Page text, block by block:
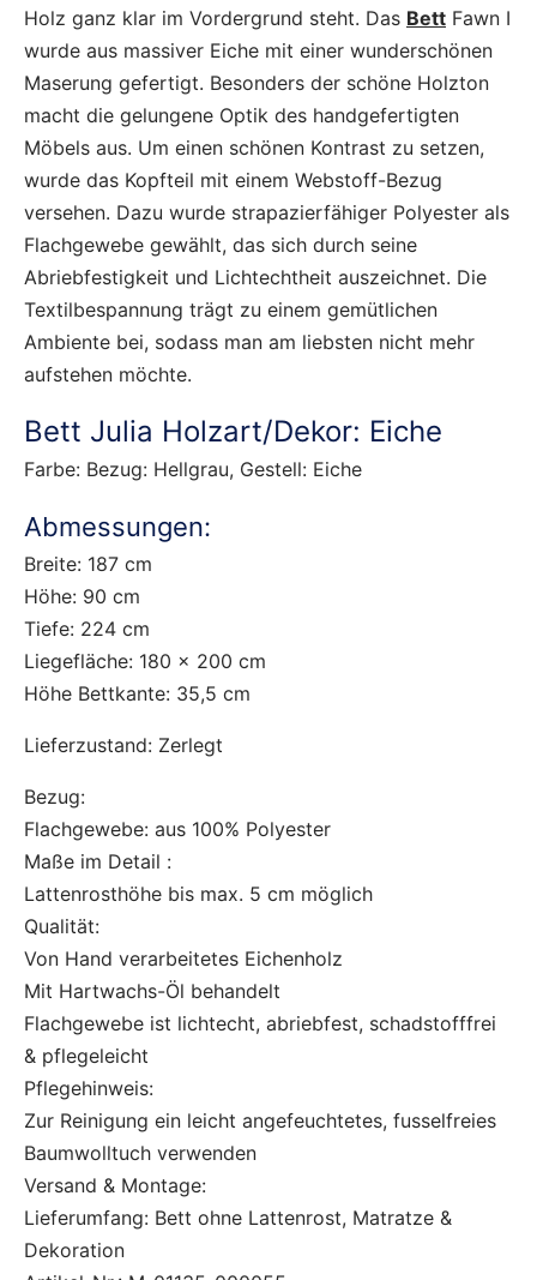
Holz ganz klar im Vordergrund steht. Das Bett Fawn I
wurde aus massiver Eiche mit einer wunderschönen
Maserung gefertigt. Besonders der schöne Holzton
macht die gelungene Optik des handgefertigten
Möbels aus. Um einen schönen Kontrast zu setzen,
wurde das Kopfteil mit einem Webstoff-Bezug
versehen. Dazu wurde strapazierfähiger Polyester als
Flachgewebe gewählt, das sich durch seine
Abriebfestigkeit und Lichtechtheit auszeichnet. Die
Textilbespannung trägt zu einem gemütlichen
Ambiente bei, sodass man am liebsten nicht mehr
aufstehen möchte.
Bett Julia Holzart/Dekor: Eiche
Farbe: Bezug: Hellgrau, Gestell: Eiche
Abmessungen:
Breite: 187 cm
Höhe: 90 cm
Tiefe: 224 cm
Liegefläche: 180 x 200 cm
Höhe Bettkante: 35,5 cm
Lieferzustand: Zerlegt
Bezug:
Flachgewebe: aus 100% Polyester
Maße im Detail :
Lattenrosthöhe bis max. 5 cm möglich
Qualität:
Von Hand verarbeitetes Eichenholz
Mit Hartwachs-Öl behandelt
Flachgewebe ist lichtecht, abriebfest, schadstofffrei
& pflegeleicht
Pflegehinweis:
Zur Reinigung ein leicht angefeuchtetes, fusselfreies
Baumwolltuch verwenden
Versand & Montage:
Lieferumfang: Bett ohne Lattenrost, Matratze &
Dekoration